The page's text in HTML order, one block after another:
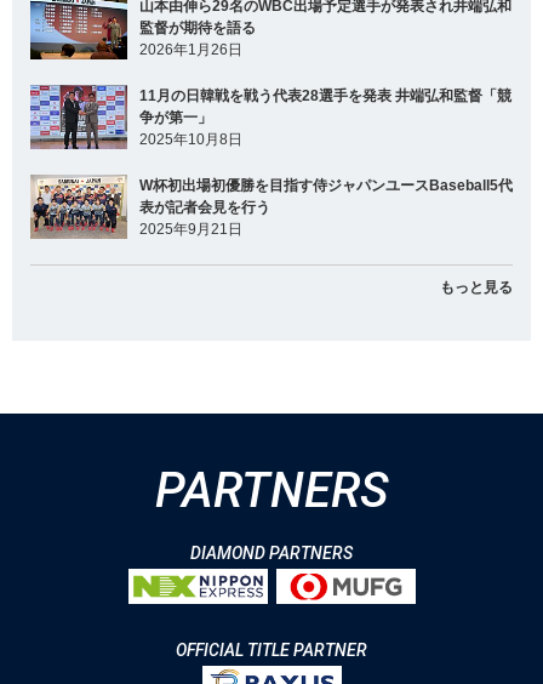
山本由伸ら29名のWBC出場予定選手が発表され井端弘和
監督が期待を語る
2026年1月26日
11月の日韓戦を戦う代表28選手を発表 井端弘和監督「競
争が第一」
2025年10月8日
W杯初出場初優勝を目指す侍ジャパンユースBaseball5代
表が記者会見を行う
2025年9月21日
もっと見る
PARTNERS
DIAMOND PARTNERS
OFFICIAL TITLE PARTNER